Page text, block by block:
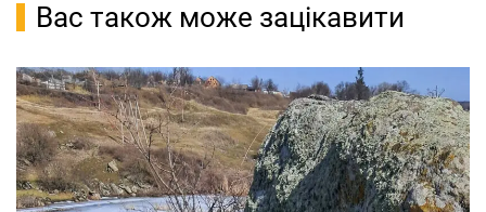
Вас також може зацікавити